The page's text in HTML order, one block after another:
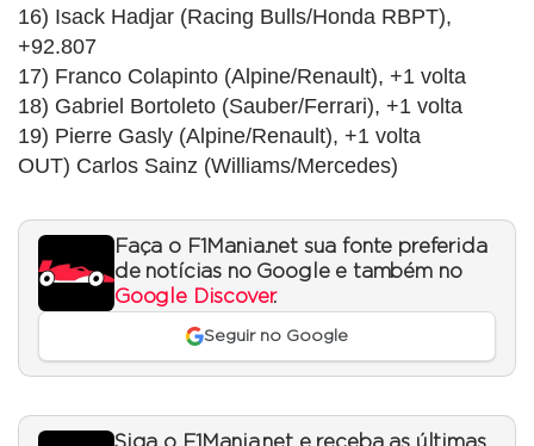
16) Isack Hadjar (Racing Bulls/Honda RBPT),
+92.807
17) Franco Colapinto (Alpine/Renault), +1 volta
18) Gabriel Bortoleto (Sauber/Ferrari), +1 volta
19) Pierre Gasly (Alpine/Renault), +1 volta
OUT) Carlos Sainz (Williams/Mercedes)
Faça o F1Mania.net sua fonte preferida
de notícias no Google e também no
Google Discover.
Seguir no Google